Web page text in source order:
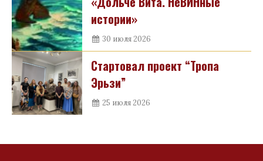
истории»
30 июля 2026
Стартовал проект “Тропа
Эрьзи”
25 июля 2026